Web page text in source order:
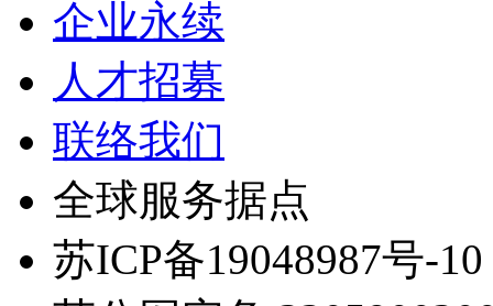
企业永续
人才招募
联络我们
全球服务据点
苏ICP备19048987号-10